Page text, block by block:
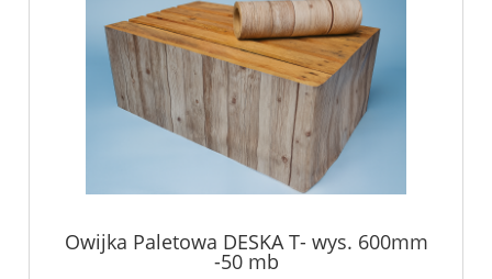
Owijka Paletowa DESKA T- wys. 600mm
-50 mb